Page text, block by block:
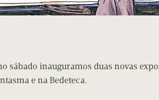
sábado inauguramos duas novas
e na Bedeteca.